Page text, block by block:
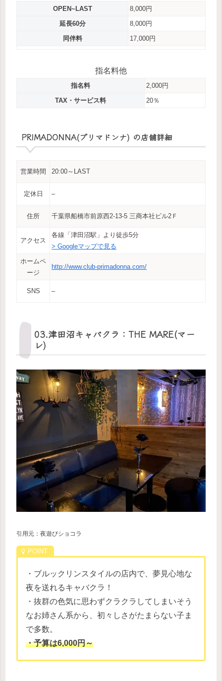
OPEN~LAST
8,000円
延長60分
8,000円
同伴料
17,000円
指名料他
指名料
2,000円
TAX・サービス料
20％
PRIMADONNA(プリマドンナ) の店舗詳細
営業時間 20:00～LAST
定休日 –
住所 千葉県船橋市前原西2-13-5 三商本社ビル2Ｆ
アクセス
各線「津田沼駅」より徒歩5分
> Googleマップで見る
ホームペ
ージ
http://www.club-primadonna.com/
SNS –
03.津田沼キャバクラ：THE MARE(マー
レ)
引用元：夜遊びショコラ
・ブルックリンスタイルの店内で、夢見心地な
夜を送れるキャバクラ！
・抜群の色気に思わずクラクラしてしまいそう
なお姉さん系から、初々しさがたまらない子ま
で多数。
・予算は6,000円～